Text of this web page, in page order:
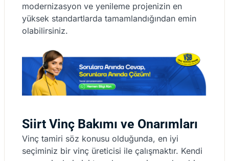
modernizasyon ve yenileme projenizin en
yüksek standartlarda tamamlandığından emin
olabilirsiniz.
Siirt Vinç Bakımı ve Onarımları
Vinç tamiri söz konusu olduğunda, en iyi
seçiminiz bir vinç üreticisi ile çalışmaktır. Kendi